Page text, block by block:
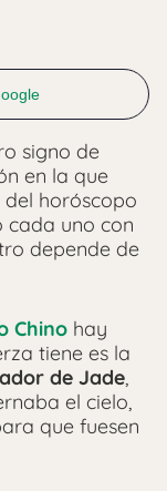
signo de
en la que
del horóscopo
cada uno con
depende de
Chino hay
tiene es la
de Jade,
el cielo,
que fuesen